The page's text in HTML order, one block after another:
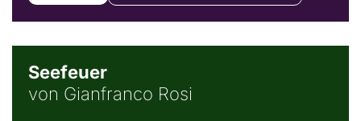
Seefeuer
von Gianfranco Rosi